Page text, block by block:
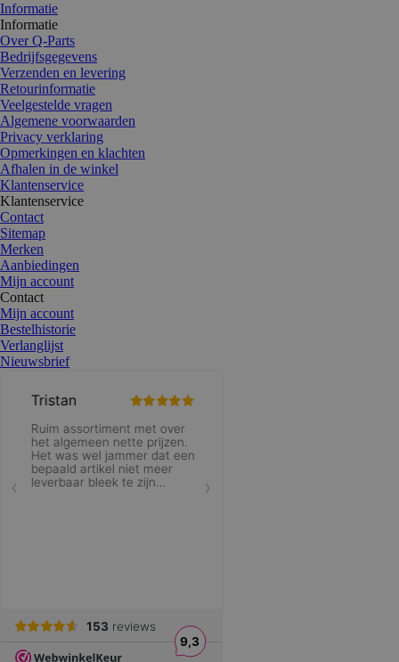
Informatie
Informatie
Over Q-Parts
Bedrijfsgegevens
Verzenden en levering
Retourinformatie
Veelgestelde vragen
Algemene voorwaarden
Privacy verklaring
Opmerkingen en klachten
Afhalen in de winkel
Klantenservice
Klantenservice
Contact
Sitemap
Merken
Aanbiedingen
Mijn account
Contact
Mijn account
Bestelhistorie
Verlanglijst
Nieuwsbrief